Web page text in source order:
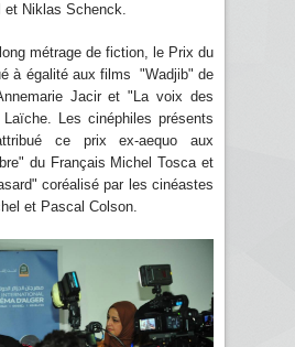
et Niklas Schenck.
métrage de fiction, le Prix du
à égalité aux films "Wadjib" de
Jacir et "La voix des
Les cinéphiles présents
ce prix ex-aequo aux
du Français Michel Tosca et
coréalisé par les cinéastes
et Pascal Colson.